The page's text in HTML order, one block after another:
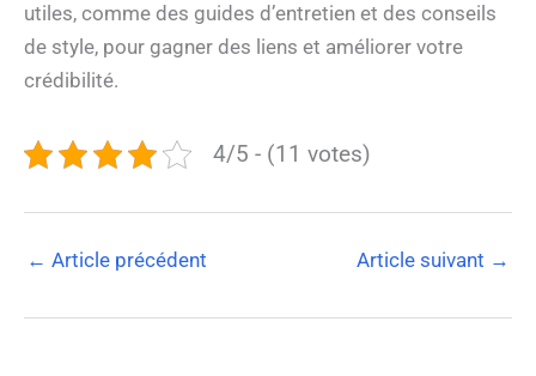
utiles, comme des guides d’entretien et des conseils
de style, pour gagner des liens et améliorer votre
crédibilité.
4/5 - (11 votes)
← Article précédent Article suivant →